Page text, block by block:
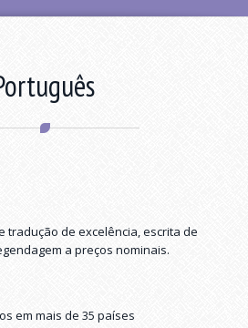
tradução de excelência, escrita de
a preços nominais.
em mais de 35 países